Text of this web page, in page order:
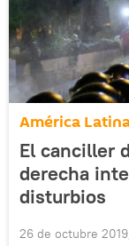
América
El canciller
derecha
disturbios
26 de octubre